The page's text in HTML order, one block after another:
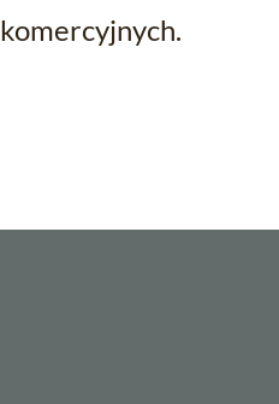
komercyjnych.